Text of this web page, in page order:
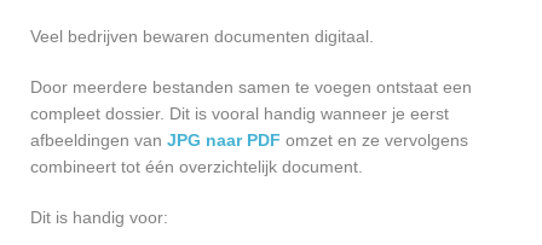
Veel bedrijven bewaren documenten digitaal.
Door meerdere bestanden samen te voegen ontstaat een
compleet dossier. Dit is vooral handig wanneer je eerst
afbeeldingen van JPG naar PDF omzet en ze vervolgens
combineert tot één overzichtelijk document.
Dit is handig voor: